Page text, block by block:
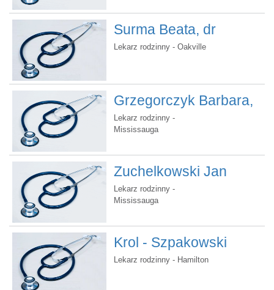
Surma Beata, dr
Lekarz rodzinny - Oakville
Grzegorczyk Barbara,
dr
Lekarz rodzinny -
Mississauga
Zuchelkowski Jan
Stanislaw, dr
Lekarz rodzinny -
Mississauga
Krol - Szpakowski
Margaret, dr
Lekarz rodzinny - Hamilton